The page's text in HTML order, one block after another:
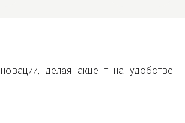
делая акцент на удобстве